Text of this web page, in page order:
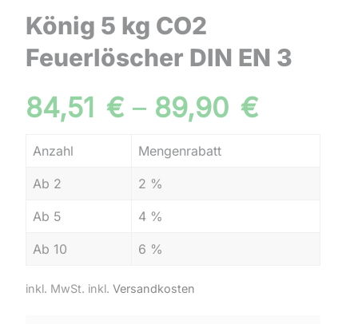
König 5 kg CO2
Feuerlöscher DIN EN 3
84,51 € – 89,90 €
Anzahl Mengenrabatt
Ab 2 2 %
Ab 5 4 %
Ab 10 6 %
inkl. MwSt. inkl. Versandkosten